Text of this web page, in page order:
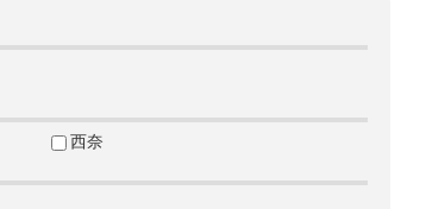
西奈